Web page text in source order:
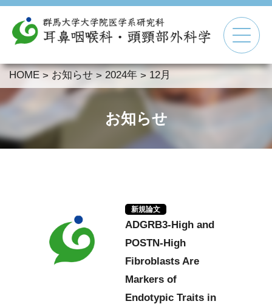
▼
HOME > お知らせ > 2024年 > 12月
お知らせ
新規論文
ADGRB3-High and
POSTN-High
Fibroblasts Are
Markers of
Endotypic Traits in